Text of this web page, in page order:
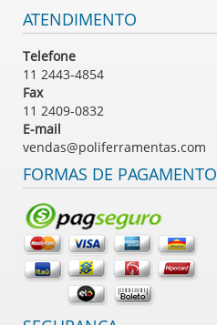
ATENDIMENTO
Telefone
11 2443-4854
Fax
11 2409-0832
E-mail
vendas@poliferramentas.com
FORMAS DE PAGAMENTO